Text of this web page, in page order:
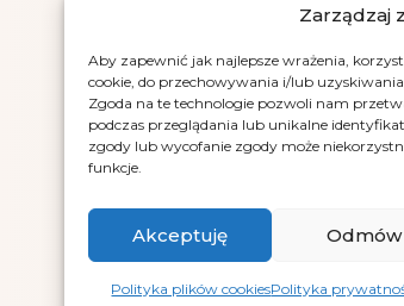
Zarządzaj
Aby zapewnić jak najlepsze wrażenia,
cookie, do przechowywania i/lub
Zgoda na te technologie pozwoli nam
podczas przeglądania lub unikalne
zgody lub wycofanie zgody może
funkcje.
Akceptuję Odmów
Polityka plików cookiesPolityka
Realizujemy zamówienia online,
Obsługujemy płatności: kartą,
i gotówką przy odbiorze.
LensGaze – fotografia